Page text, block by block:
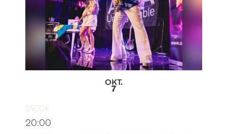
VIEW
OKT.
7
20:00
39,70€